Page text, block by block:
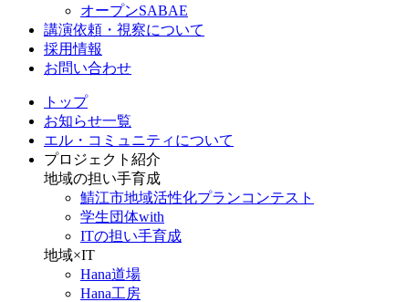
オープンSABAE
講演依頼・視察について
採用情報
お問い合わせ
トップ
お知らせ一覧
エル・コミュニティについて
プロジェクト紹介
地域の担い手育成
鯖江市地域活性化プランコンテスト
学生団体with
ITの担い手育成
地域×IT
Hana道場
Hana工房